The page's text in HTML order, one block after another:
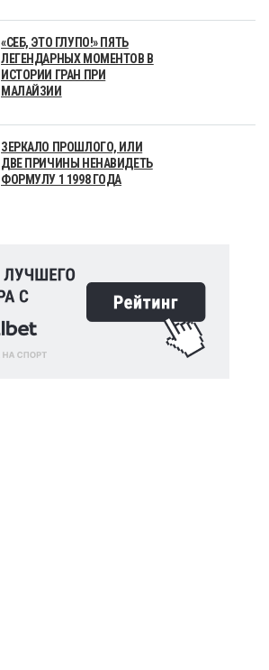
«СЕБ, ЭТО ГЛУПО!» ПЯТЬ
ЛЕГЕНДАРНЫХ МОМЕНТОВ В
ИСТОРИИ ГРАН ПРИ
МАЛАЙЗИИ
ЗЕРКАЛО ПРОШЛОГО, ИЛИ
ДВЕ ПРИЧИНЫ НЕНАВИДЕТЬ
ФОРМУЛУ 1 1998 ГОДА